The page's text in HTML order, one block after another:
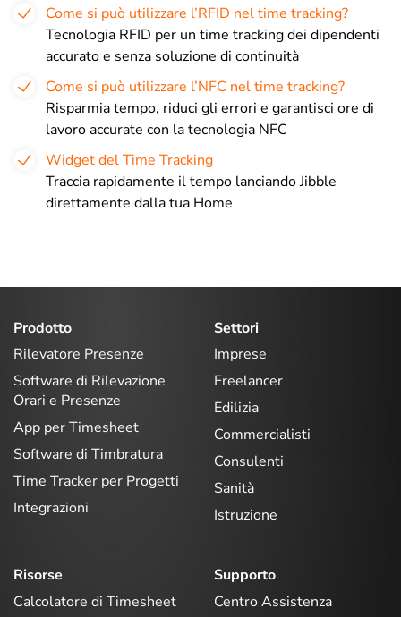
Come si può utilizzare l’RFID nel time tracking?
Tecnologia RFID per un time tracking dei dipendenti
accurato e senza soluzione di continuità
Come si può utilizzare l’NFC nel time tracking?
Risparmia tempo, riduci gli errori e garantisci ore di
lavoro accurate con la tecnologia NFC
Widget del Time Tracking
Traccia rapidamente il tempo lanciando Jibble
direttamente dalla tua Home
Prodotto
Rilevatore Presenze
Software di Rilevazione
Orari e Presenze
App per Timesheet
Software di Timbratura
Time Tracker per Progetti
Integrazioni
Settori
Imprese
Freelancer
Edilizia
Commercialisti
Consulenti
Sanità
Istruzione
Risorse
Calcolatore di Timesheet
Supporto
Centro Assistenza